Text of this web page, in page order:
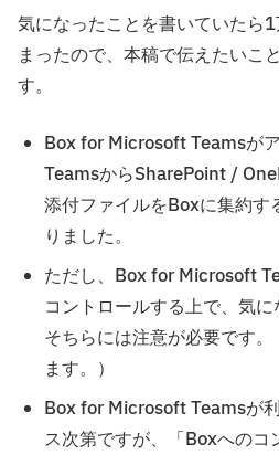
気になったことを書いていたら
まったので、本稿で伝えたいこ
す。
Box for Microsoft Teamsがア
TeamsからSharePoint /
添付ファイルをBoxに集約す
りました。
ただし、Box for Microsoft
コントロールする上で、気に
そちらには注意が必要です
ます。）
Box for Microsoft Teamsが
ス次第ですが、「Boxへのコ